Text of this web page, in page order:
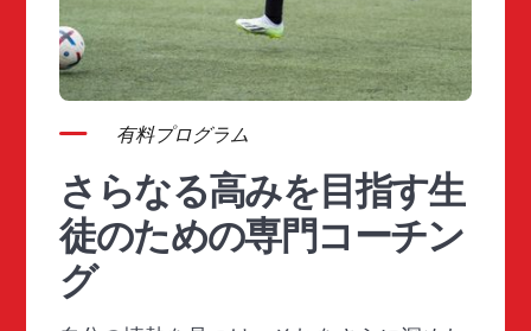
有料プログラム
さらなる高みを目指す生
徒のための専門コーチン
グ